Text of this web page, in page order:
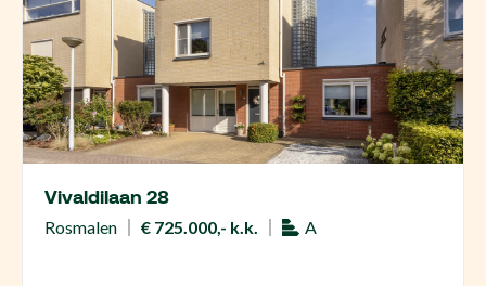
Vivaldilaan 28
Rosmalen € 725.000,- k.k. A